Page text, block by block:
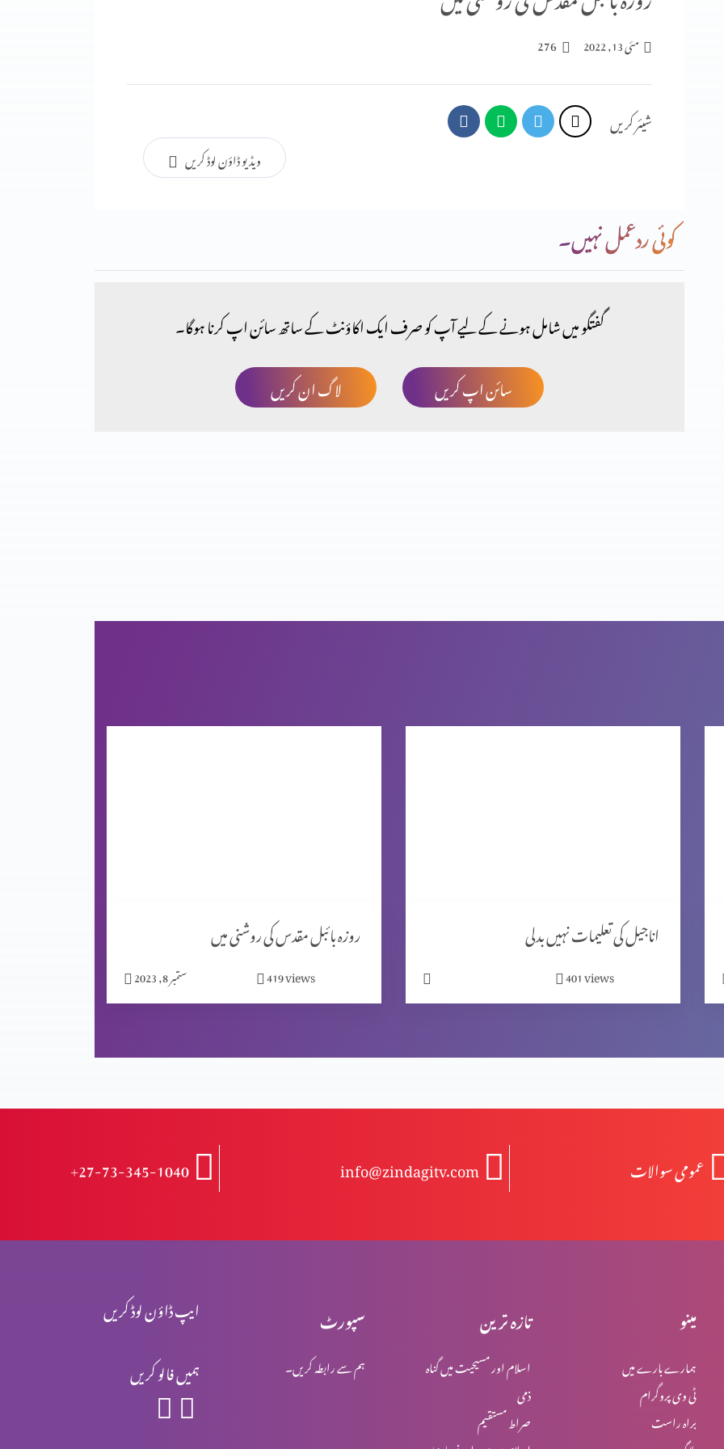
مئی 13, 2022 276
شیئر کریں
ویڈیو ڈاؤن لوڈ کریں
کوئی ردعمل نہیں۔
گفتگو میں شامل ہونے کے لیے آپ کو صرف ایک اکاؤنٹ کے ساتھ سائن اپ کرنا ہوگا۔
لاگ ان کریں
سائن اپ کریں
روزہ بائبل مقدس کی روشنی میں
ستمبر 8, 2023 419views
اناجیل کی تعلیمات نہیں بدلی
401views
+27-73-345-1040 info@zindagitv.com عمومی سوالات
ایپ ڈاؤن لوڈ کریں
ہمیں فالو کریں
سپورٹ
ہم سے رابطہ کریں۔
تازہ ترین
اسلام اور مسیحیت میں گناہ
ذمی
صراط مستقیم
مینو
ہمارے بارے میں
ٹی وی پروگرام
براہ راست